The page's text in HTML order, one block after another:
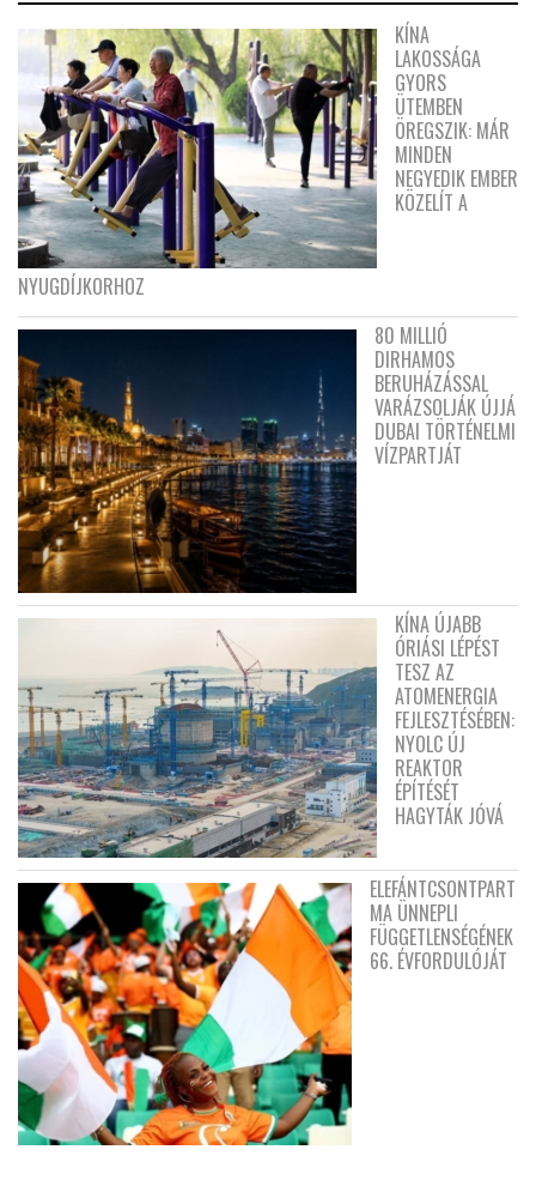
KÍNA
LAKOSSÁGA
GYORS
ÜTEMBEN
ÖREGSZIK: MÁR
MINDEN
NEGYEDIK EMBER
KÖZELÍT A
NYUGDÍJKORHOZ
80 MILLIÓ
DIRHAMOS
BERUHÁZÁSSAL
VARÁZSOLJÁK ÚJJÁ
DUBAI TÖRTÉNELMI
VÍZPARTJÁT
KÍNA ÚJABB
ÓRIÁSI LÉPÉST
TESZ AZ
ATOMENERGIA
FEJLESZTÉSÉBEN:
NYOLC ÚJ
REAKTOR
ÉPÍTÉSÉT
HAGYTÁK JÓVÁ
ELEFÁNTCSONTPART
MA ÜNNEPLI
FÜGGETLENSÉGÉNEK
66. ÉVFORDULÓJÁT